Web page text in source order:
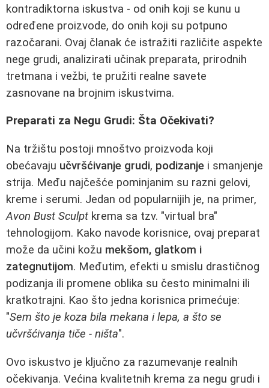
kontradiktorna iskustva - od onih koji se kunu u
određene proizvode, do onih koji su potpuno
razočarani. Ovaj članak će istražiti različite aspekte
nege grudi, analizirati učinak preparata, prirodnih
tretmana i vežbi, te pružiti realne savete
zasnovane na brojnim iskustvima.
Preparati za Negu Grudi: Šta Očekivati?
Na tržištu postoji mnoštvo proizvoda koji
obećavaju učvršćivanje grudi, podizanje i smanjenje
strija. Među najčešće pominjanim su razni gelovi,
kreme i serumi. Jedan od popularnijih je, na primer,
Avon Bust Sculpt krema sa tzv. "virtual bra"
tehnologijom. Kako navode korisnice, ovaj preparat
može da učini kožu mekšom, glatkom i
zategnutijom. Međutim, efekti u smislu drastičnog
podizanja ili promene oblika su često minimalni ili
kratkotrajni. Kao što jedna korisnica primećuje:
"Sem što je koza bila mekana i lepa, a što se
učvršćivanja tiče - ništa".
Ovo iskustvo je ključno za razumevanje realnih
očekivanja. Većina kvalitetnih krema za negu grudi i